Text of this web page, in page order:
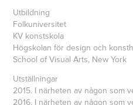
Utbildning
Folkuniversitet
KV konstskola
Högskolan för design och
School of Visual Arts, New York
Utställningar
2015. I närheten av någon som
2016. I närheten av någon som